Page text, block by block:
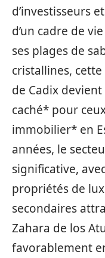
d’investisseurs
d’un cadre de
ses plages de
cristallines,
de Cadix
caché* pour
immobilier* en
années, le
significative,
propriétés de
secondaires
Zahara de los
favorablement